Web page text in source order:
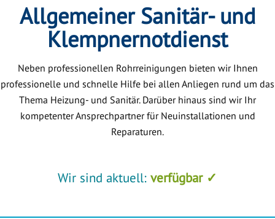
Allgemeiner Sanitär- und
Klempnernotdienst
Neben professionellen Rohrreinigungen bieten wir Ihnen
professionelle und schnelle Hilfe bei allen Anliegen rund um das
Thema Heizung- und Sanitär. Darüber hinaus sind wir Ihr
kompetenter Ansprechpartner für Neuinstallationen und
Reparaturen.
Wir sind aktuell: verfügbar ✓